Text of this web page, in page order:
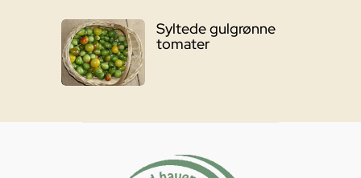
Syltede gulgrønne
tomater